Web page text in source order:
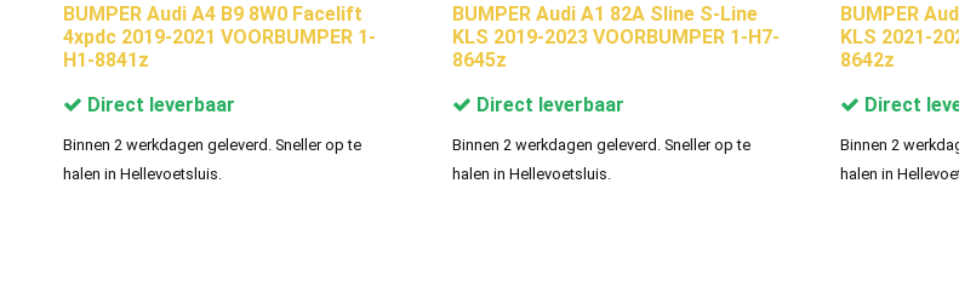
BUMPER Audi A4 B9 8W0 Facelift
4xpdc 2019-2021 VOORBUMPER 1-
H1-8841z
Direct leverbaar
Binnen 2 werkdagen geleverd. Sneller op te
halen in Hellevoetsluis.
BUMPER Audi A1 82A Sline S-Line
KLS 2019-2023 VOORBUMPER 1-H7-
8645z
Direct leverbaar
Binnen 2 werkdagen geleverd. Sneller op te
halen in Hellevoetsluis.
BUMPER
KLS 2021-
8642z
Direct
Binnen 2
halen in